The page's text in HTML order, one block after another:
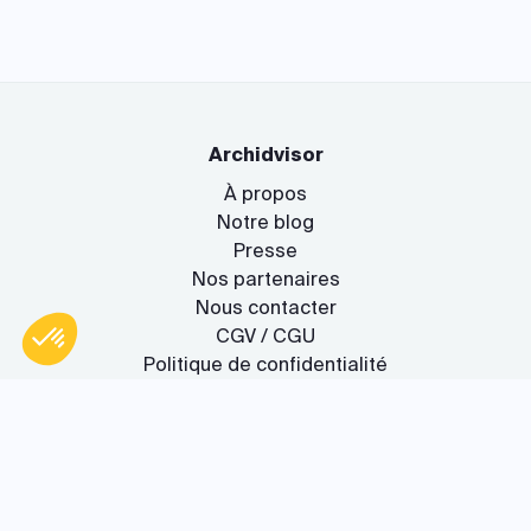
Archidvisor
À propos
Notre blog
Presse
Nos partenaires
Nous contacter
CGV / CGU
Politique de confidentialité